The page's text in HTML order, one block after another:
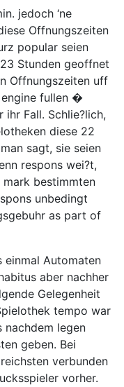
jedoch ‘ne
Offnungszeiten
popular seien
Stunden geoffnet
Offnungszeiten uff
engine fullen �
Fall. Schlie?lich,
diese 22
sagt, sie seien
respons wei?t,
bestimmten
unbedingt
as part of
einmal Automaten
aber nachher
Gelegenheit
tempo war
nachdem legen
geben. Bei
verbunden
vorher.